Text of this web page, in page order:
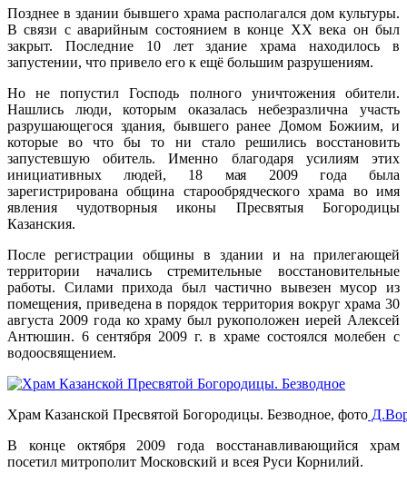
Позднее в здании бывшего храма распо­лагался дом культуры.
В связи с аварийным со­стоянием в конце XX века он был
закрыт. Последние 10 лет здание храма находи­лось в
запустении, что привело его к ещё боль­шим разрушениям.
Но не попустил Господь полного уничто­жения обители.
Нашлись люди, которым оказалась не­безразлична участь
разрушающегося здания, бывшего ранее Домом Божиим, и
которые во что бы то ни стало решились восстановить
запустевшую обитель. Именно благодаря усилиям этих
инициативных людей, 18 мая 2009 года была
зарегистрирована община старообрядческого храма во имя
явления чудотворныя иконы Пресвятыя Богородицы
Казанския.
После регистрации общины в здании и на прилегающей
территории начались стремительные восстановительные
работы. Силами прихода был частично вывезен мусор из
помещения, приведена в порядок территория вокруг храма 30
августа 2009 года ко храму был рукоположен иерей Алексей
Антюшин. 6 сен­тября 2009 г. в храме состоялся молебен с
водоосвя­щением.
Храм Казанской Пресвятой Богородицы. Безводное, фото
В конце октября 2009 года восстанавливающийся храм
посетил митропо­лит Московский и всея Руси Корнилий.